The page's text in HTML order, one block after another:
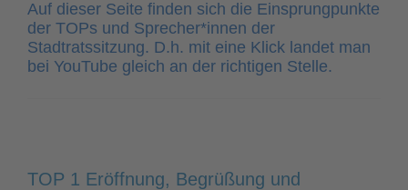
Auf dieser Seite finden sich die Einsprungpunkte
der TOPs und Sprecher*innen der
Stadtratssitzung. D.h. mit eine Klick landet man
bei YouTube gleich an der richtigen Stelle.
TOP 1 Eröffnung, Begrüßung und